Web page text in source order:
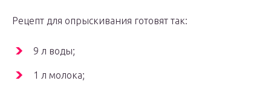
Рецепт для опрыскивания готовят так:
9 л воды;
1 л молока;